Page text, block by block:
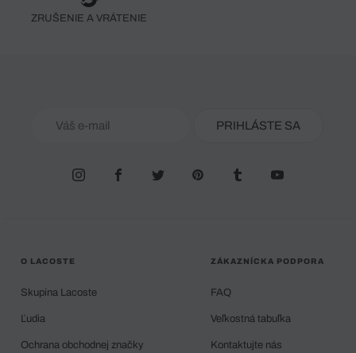
ZRUŠENIE A VRÁTENIE
PRIHLÁSTE SA
O LACOSTE
Skupina Lacoste
Ľudia
Ochrana obchodnej značky
ZÁKAZNÍCKA PODPORA
FAQ
Veľkostná tabuľka
Kontaktujte nás